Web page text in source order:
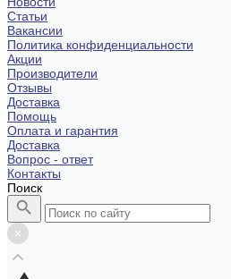
Статьи
Вакансии
Политика конфиденциальности
Акции
Производители
Отзывы
Доставка
Помощь
Оплата и гарантия
Доставка
Вопрос - ответ
Контакты
Поиск